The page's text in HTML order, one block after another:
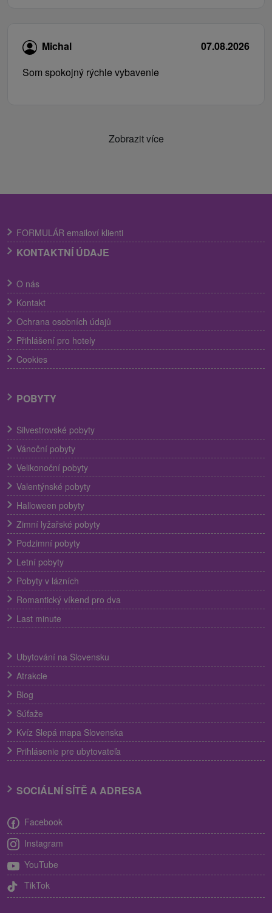
Michal
07.08.2026
Som spokojný rýchle vybavenie
Zobrazit více
FORMULÁR emailoví klienti
KONTAKTNÍ ÚDAJE
O nás
Kontakt
Ochrana osobních údajů
Přihlášení pro hotely
Cookies
POBYTY
Silvestrovské pobyty
Vánoční pobyty
Velikonoční pobyty
Valentýnské pobyty
Halloween pobyty
Zimní lyžařské pobyty
Podzimní pobyty
Letní pobyty
Pobyty v lázních
Romantický víkend pro dva
Last minute
Ubytování na Slovensku
Atrakcie
Blog
Súťaže
Kvíz Slepá mapa Slovenska
Prihlásenie pre ubytovateľa
SOCIÁLNÍ SÍTĚ A ADRESA
Facebook
Instagram
YouTube
TikTok